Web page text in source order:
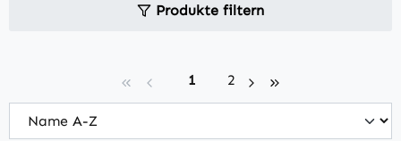
Produkte filtern
Seite
1 Seite
2